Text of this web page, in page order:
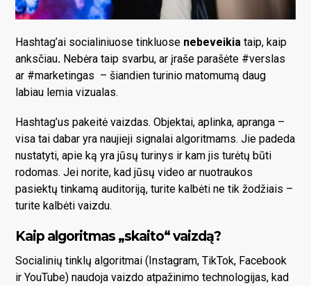
Hashtag’ai socialiniuose tinkluose nebeveikiataip, kaip
anksčiau. Nebėra taip svarbu, ar įraše parašėte #verslas
ar #marketingas – šiandien turinio matomumą daug
labiau lemia vizualas.
Hashtag’us pakeitė vaizdas. Objektai, aplinka, apranga –
visa tai dabar yra naujieji signalai algoritmams. Jie padeda
nustatyti, apie ką yra jūsų turinys ir kam jis turėtų būti
rodomas. Jei norite, kad jūsų video ar nuotraukos
pasiektų tinkamą auditoriją, turite kalbėti ne tik žodžiais –
turite kalbėti vaizdu.
Kaip algoritmas „skaito“ vaizdą?
Socialinių tinklų algoritmai (Instagram, TikTok, Facebook
ir YouTube) naudoja vaizdo atpažinimo technologijas, kad